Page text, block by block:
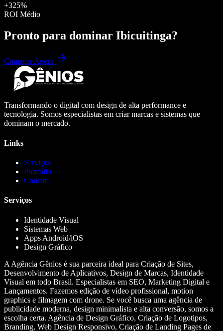
+325%
ROI Médio
Pronto para dominar Ibicuitinga?
Começar Agora
Transformando o digital com design de alta performance e
tecnologia. Somos especialistas em criar marcas e sistemas que
dominam o mercado.
Links
Serviços
Portfólio
Contato
Serviços
Identidade Visual
Sistemas Web
Apps Android/iOS
Design Gráfico
A Agência Gênios é sua parceira ideal para Criação de Sites,
Desenvolvimento de Aplicativos, Design de Marcas, Identidade
Visual em todo Brasil. Especialistas em SEO, Marketing Digital e
Lançamentos. Fazemos edição de vídeo profissional, motion
graphics e filmagem com drone. Se você busca uma agência de
publicidade moderna, design minimalista e alta conversão, somos a
escolha certa. Agência de Design Gráfico, Criação de Logotipos,
Branding, Web Design Responsivo, Criação de Landing Pages de